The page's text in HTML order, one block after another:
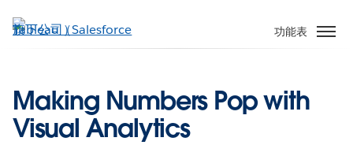
至
功能表
Making Numbers Pop with
Visual Analytics